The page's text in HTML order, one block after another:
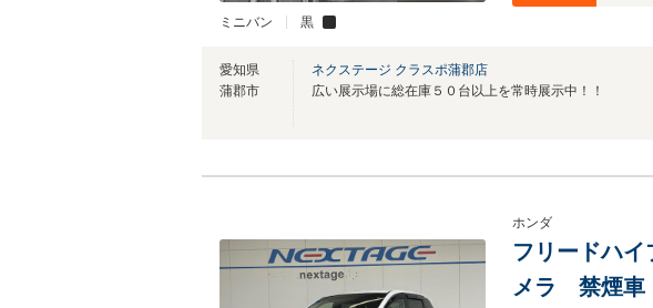
ミニバン 黒
愛知県
蒲郡市
ネクステージ クラスポ蒲郡店
広い展示場に総在庫５０台以上を常時展示中！！
ホンダ
フリードハ
メラ 禁煙